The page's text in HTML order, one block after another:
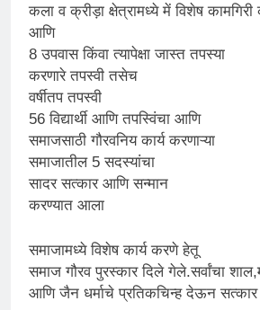
कला व क्रीड़ा क्षेत्रामध्ये में विशेष कामगिरी
आणि
8 उपवास किंवा त्यापेक्षा जास्त तपस्या
करणारे तपस्वी तसेच
वर्षीतप तपस्वी
56 विद्यार्थी आणि तपस्विंचा आणि
समाजसाठी गौरवनिय कार्य करणाऱ्या
समाजातील 5 सदस्यांचा
सादर सत्कार आणि सन्मान
करण्यात आला
समाजामध्ये विशेष कार्य करणे हेतू
समाज गौरव पुरस्कार दिले गेले.सर्वांचा
आणि जैन धर्माचे प्रतिकचिन्ह देऊन